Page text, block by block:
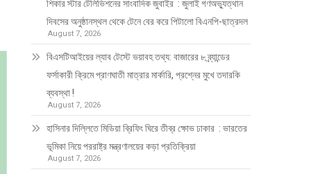
শিকার স্টার টেলিভিশনের সাংবাদিক জুবাইর : জুলাই গণঅভ্যুত্থান
দিবসের অনুষ্ঠানস্থল থেকে টেনে বের করে পিটালো বিএনপি-ছাত্রদল
August 7, 2026
বিএসটিআইয়ের ল্যাব টেস্টে ভয়াবহ তথ্য: বাজারের ৮ ব্র্যান্ডের
ফর্সাকারী ক্রিমে প্রাণঘাতী মাত্রার মার্কারি, প্রশ্নের মুখে তদারকি
ব্যবস্থা !
August 7, 2026
হাসিনার দিল্লিতে মিডিয়া ব্রিফিং ঘিরে তীব্র ক্ষোভ ঢাকার : ভারতের
ভূমিকা নিয়ে পররাষ্ট্র মন্ত্রণালয়ের কড়া প্রতিক্রিয়া
August 7, 2026